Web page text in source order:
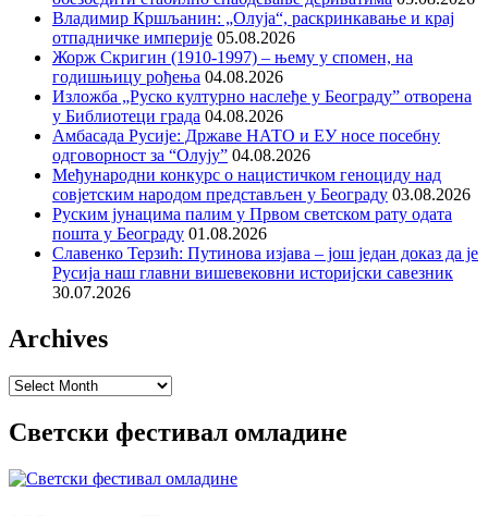
Владимир Кршљанин: „Олуја“, раскринкавање и крај
отпадничке империје 05.08.2026
Жорж Скригин (1910-1997) – њему у спомен, на
годишњицу рођења 04.08.2026
Изложба „Руско културно наслеђе у Београду” отворена
у Библиотеци града 04.08.2026
Амбасада Русије: Државе НАТО и ЕУ носе посебну
одговорност за “Олују” 04.08.2026
Међународни конкурс о нацистичком геноциду над
совјетским народом представљен у Београду 03.08.2026
Руским јунацима палим у Првом светском рату одата
пошта у Београду 01.08.2026
Славенко Терзић: Путинова изјава – још један доказ да је
Русија наш главни вишевековни историјски савезник
30.07.2026
Archives
Archives
Светски фестивал омладине